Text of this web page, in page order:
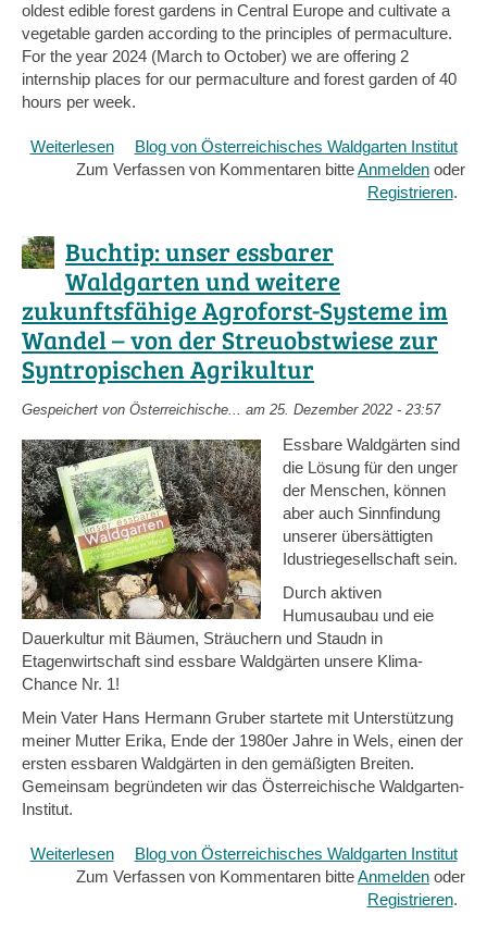
oldest edible forest gardens in Central Europe and cultivate a
vegetable garden according to the principles of permaculture.
For the year 2024 (March to October) we are offering 2
internship places for our permaculture and forest garden of 40
hours per week.
Weiterlesenüber
Internship
at
Permaculture
–
and
Forestgarden
in
Austria
Blog von Österreichisches Waldgarten Institut
Zum Verfassen von Kommentaren bitteAnmelden oder
Registrieren.
Buchtip: unser essbarer
Waldgarten und weitere
zukunftsfähige Agroforst-Systeme im
Wandel – von der Streuobstwiese zur
Syntropischen Agrikultur
Gespeichert von Österreichische... am 25. Dezember 2022 - 23:57
Essbare Waldgärten sind
die Lösung für den unger
der Menschen, können
aber auch Sinnfindung
unserer übersättigten
Idustriegesellschaft sein.
Durch aktiven
Humusaubau und eie
Dauerkultur mit Bäumen, Sträuchern und Staudn in
Etagenwirtschaft sind essbare Waldgärten unsere Klima-
Chance Nr. 1!
Mein Vater Hans Hermann Gruber startete mit Unterstützung
meiner Mutter Erika, Ende der 1980er Jahre in Wels, einen der
ersten essbaren Waldgärten in den gemäßigten Breiten.
Gemeinsam begründeten wir das Österreichische Waldgarten-
Institut.
Weiterlesenüber
Buchtip:
Blog von Österreichisches Waldgarten Institut
Zum Verfassen von Kommentaren bitteAnmelden oder
Registrieren.